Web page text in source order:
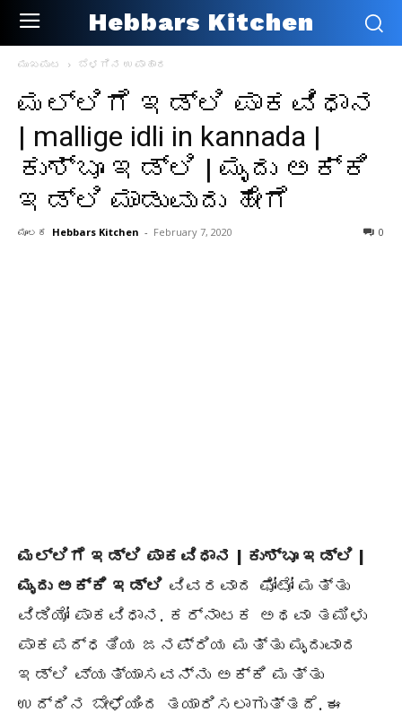
Hebbars Kitchen
ಮುಖಪುಟ ಬೆಳಗಿನ ಉಪಾಹಾರ
ಮಲ್ಲಿಗೆ ಇಡ್ಲಿ ಪಾಕವಿಧಾನ
| mallige idli in kannada |
ಕುಶ್ಬೂ ಇಡ್ಲಿ | ಮೃದು ಅಕ್ಕಿ
ಇಡ್ಲಿ ಮಾಡುವುದು ಹೇಗೆ
ಮೂಲಕ Hebbars Kitchen - February 7, 2020 0
ಮಲ್ಲಿಗೆ ಇಡ್ಲಿ ಪಾಕವಿಧಾನ | ಕುಶ್ಬೂ ಇಡ್ಲಿ |
ಮೃದು ಅಕ್ಕಿ ಇಡ್ಲಿ ವಿವರವಾದ ಫೋಟೋ ಮತ್ತು
ವಿಡಿಯೋ ಪಾಕವಿಧಾನ. ಕರ್ನಾಟಕ ಅಥವಾ ತಮಿಳು
ಪಾಕಪದ್ಧತಿಯ ಜನಪ್ರಿಯ ಮತ್ತು ಮೃದುವಾದ
ಇಡ್ಲಿ ವ್ಯತ್ಯಾಸವನ್ನು ಅಕ್ಕಿ ಮತ್ತು
ಉದ್ದಿನ ಬೇಳೆಯಿಂದ ತಯಾರಿಸಲಾಗುತ್ತದೆ. ಈ